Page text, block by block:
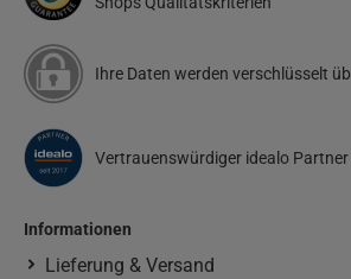
Ihre Daten werden verschlüsselt
Vertrauenswürdiger idealo
Informationen
Lieferung & Versand